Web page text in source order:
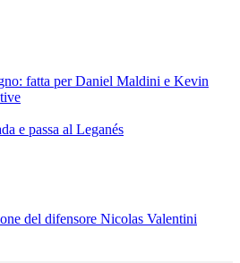
fatta per Daniel Maldini e Kevin
e passa al Leganés
del difensore Nicolas Valentini